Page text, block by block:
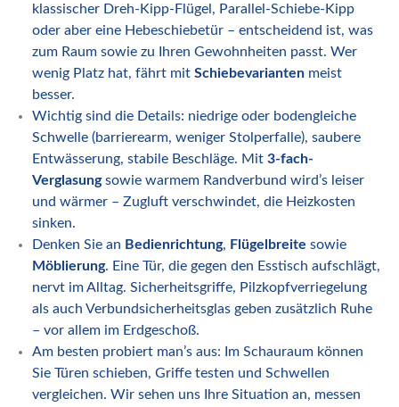
klassischer Dreh-Kipp-Flügel, Parallel-Schiebe-Kipp
oder aber eine Hebeschiebetür – entscheidend ist, was
zum Raum sowie zu Ihren Gewohnheiten passt. Wer
wenig Platz hat, fährt mit Schiebevarianten meist
besser.
Wichtig sind die Details: niedrige oder bodengleiche
Schwelle (barrierearm, weniger Stolperfalle), saubere
Entwässerung, stabile Beschläge. Mit 3-fach-
Verglasungsowie warmem Randverbund wird’s leiser
und wärmer – Zugluft verschwindet, die Heizkosten
sinken.
Denken Sie an Bedienrichtung, Flügelbreite sowie
Möblierung. Eine Tür, die gegen den Esstisch aufschlägt,
nervt im Alltag. Sicherheitsgriffe, Pilzkopfverriegelung
als auch Verbundsicherheitsglas geben zusätzlich Ruhe
– vor allem im Erdgeschoß.
Am besten probiert man’s aus: Im Schauraum können
Sie Türen schieben, Griffe testen und Schwellen
vergleichen. Wir sehen uns Ihre Situation an, messen